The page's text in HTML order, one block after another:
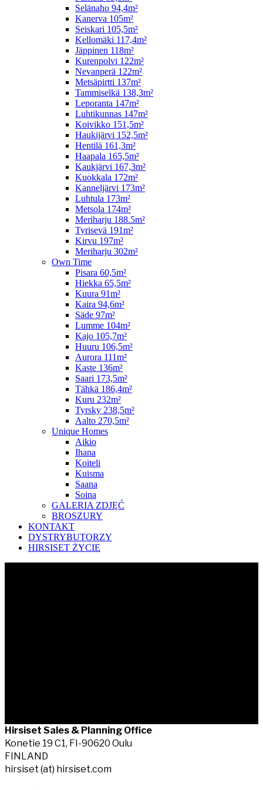
Selänaho 94,4m²
Kanerva 105m²
Seiskari 105,5m²
Kellomäki 117,4m²
Jäppinen 118m²
Kurenpolvi 122m²
Nevanperä 122m²
Metsäpirtti 137m²
Tammiselkä 138,3m²
Leporanta 147m²
Luhtikunnas 147m²
Koivikko 151,5m²
Haukijärvi 152,5m²
Hentilä 161,3m²
Haapala 165,5m²
Kaukjärvi 167,3m²
Kuokkala 172m²
Kanneljärvi 173m²
Luhtula 173m²
Metsola 174m²
Meriharju 188.5m²
Tyrisevä 191m²
Kirvu 197m²
Meriharju 302m²
Own Time
Pisara 60,5m²
Hiekka 65,5m²
Kuura 91m²
Kaira 94,6m²
Säde 97m²
Lumme 104m²
Kajo 105,7m²
Huuru 106,5m²
Aurora 111m²
Kaste 136m²
Saari 173,5m²
Tähkä 186,4m²
Kuru 232m²
Tyrsky 238,5m²
Aalto 270,5m²
Unique Homes
Aikio
Ihana
Koiteli
Kuisma
Saana
Soina
GALERIA ZDJĘĆ
BROSZURY
KONTAKT
DYSTRYBUTORZY
HIRSISET ŻYCIE
Hirsiset Sales & Planning Office
Konetie 19 C1, FI-90620 Oulu
FINLAND
hirsiset (at) hirsiset.com